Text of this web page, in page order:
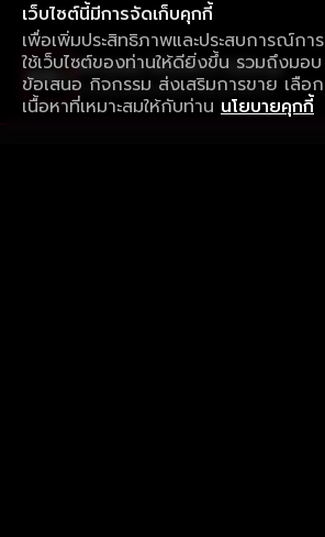
เว็บไซต์นี้มีการจัดเก็บคุกกี้
เพื่อเพิ่มประสิทธิภาพและประสบการณ์การ
ใช้เว็บไซต์ของท่านให้ดียิ่งขึ้น รวมถึงมอบ
ข้อเสนอ กิจกรรม ส่งเสริมการขาย เลือก
เนื้อหาที่เหมาะสมให้กับท่าน นโยบายคุกกี้
ใช้งานแอป ลื่นไหลกว่า ไม่มีสะดุด
ดาวน์โหลดแอปเพื่อการรับชมที่ดีกว่า